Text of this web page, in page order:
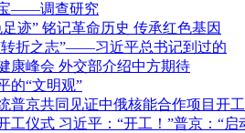
——调查研究
迹” 铭记革命历史 传承红色基因
转折之志”——习近平总书记到过的
康峰会 外交部介绍中方期待
的“文明观”
普京共同见证中俄核能合作项目开工
工仪式 习近平：“开工！”普京：“启